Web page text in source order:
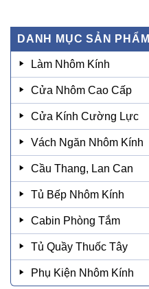
DANH MỤC SẢN PHẨM
Làm Nhôm Kính
Cửa Nhôm Cao Cấp
Cửa Kính Cường Lực
Vách Ngăn Nhôm Kính
Cầu Thang, Lan Can
Tủ Bếp Nhôm Kính
Cabin Phòng Tắm
Tủ Quầy Thuốc Tây
Phụ Kiện Nhôm Kính